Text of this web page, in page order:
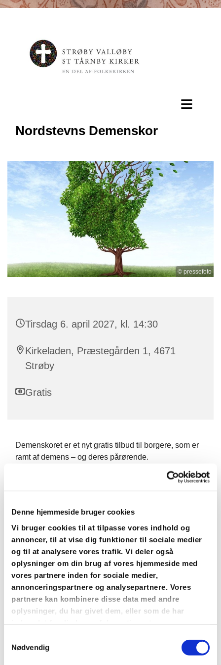
Denne hjemmeside bruger cookies
Vi bruger cookies til at tilpasse vores indhold og
annoncer, til at vise dig funktioner til sociale medier
og til at analysere vores trafik. Vi deler også
oplysninger om din brug af vores hjemmeside med
vores partnere inden for sociale medier,
annonceringspartnere og analysepartnere. Vores
partnere kan kombinere disse data med andre
oplysninger, du har givet dem, eller som de har
Nødvendig
Nordstevns Demenskor
© pressefoto
Tirsdag 6. april 2027, kl. 14:30
Kirkeladen, Præstegården 1, 4671
Strøby
Gratis
Demenskoret er et nyt gratis tilbud til borgere, som er
ramt af demens – og deres pårørende.
Det foregår i Kirkeladen (den gule bygning bagved
Strøby Kirke) hver tirsdag kl. 14.30 til 16.00.
Man sørger selv for transport til og fra Kirkeladen.
Vi synger i den første time – og afslutter med kaffe/the,
kage og frugt.
I vil få en fast plads hver gang med navneskilt – samt
få udleveret en sangmappe med en masse skønne
Kirkeladen.